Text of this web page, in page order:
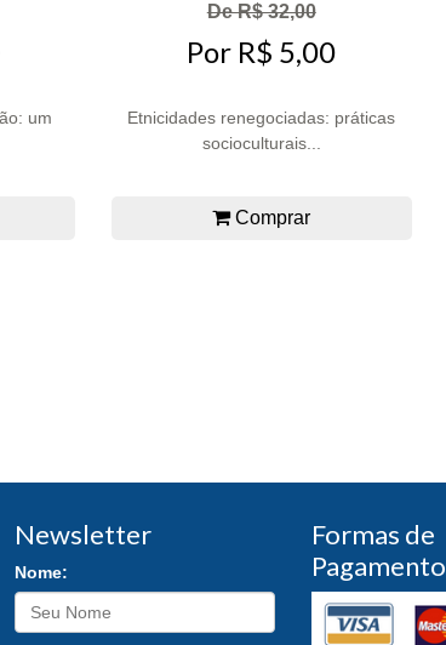
um
De R$ 32,00
Por R$ 5,00
Etnicidades renegociadas: práticas
socioculturais...
Comprar
Newsletter
Nome:
Formas de
Pagamento